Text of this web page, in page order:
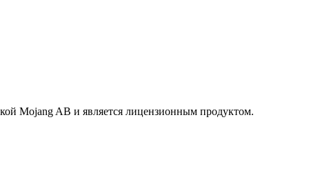
Mojang AB и является лицензионным продуктом.